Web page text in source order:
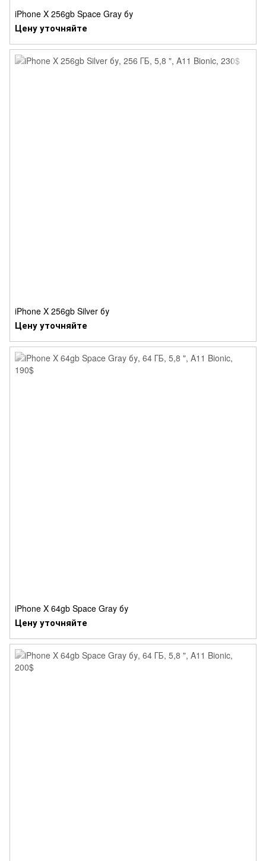
iPhone X 256gb Space Gray бу
Цену уточняйте
iPhone X 256gb Silver бу
Цену уточняйте
iPhone X 64gb Space Gray бу
Цену уточняйте